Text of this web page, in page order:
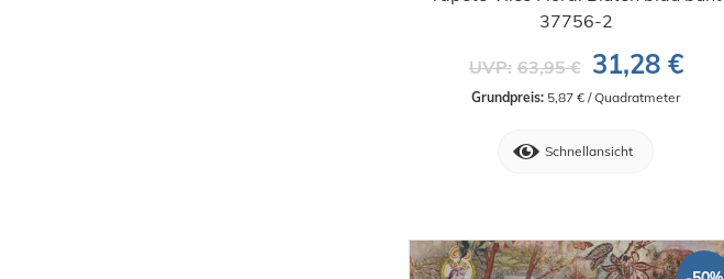
37756-2
UVP: 63,95 € 31,28 €
Grundpreis: 5,87 € / Quadratmeter
Schnellansicht